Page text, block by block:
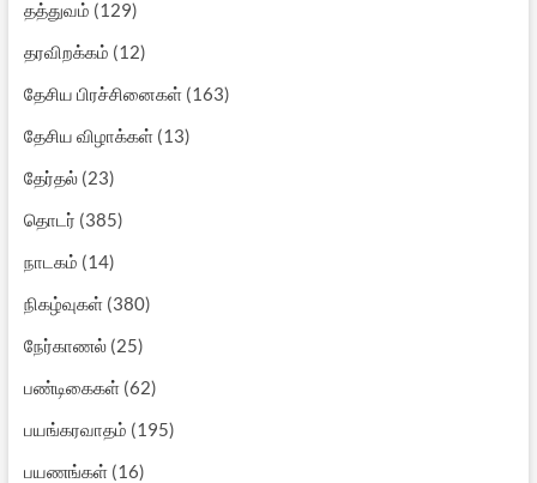
தத்துவம் (129)
தரவிறக்கம் (12)
தேசிய பிரச்சினைகள்(163)
தேசிய விழாக்கள்(13)
தேர்தல்(23)
தொடர் (385)
நாடகம் (14)
நிகழ்வுகள்(380)
நேர்காணல்(25)
பண்டிகைகள்(62)
பயங்கரவாதம் (195)
பயணங்கள்(16)